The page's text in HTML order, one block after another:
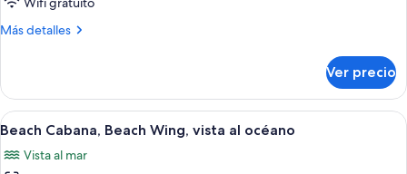
Road)
Pool
Wing
Separated
the
Más detalles
Más
Room,
Single
Pool
Ver precio
Abrir
todas
las
Una habitación con cama, sofá,
7
Beach Cabana, Beach Wing, vista al océano
Vista al mar